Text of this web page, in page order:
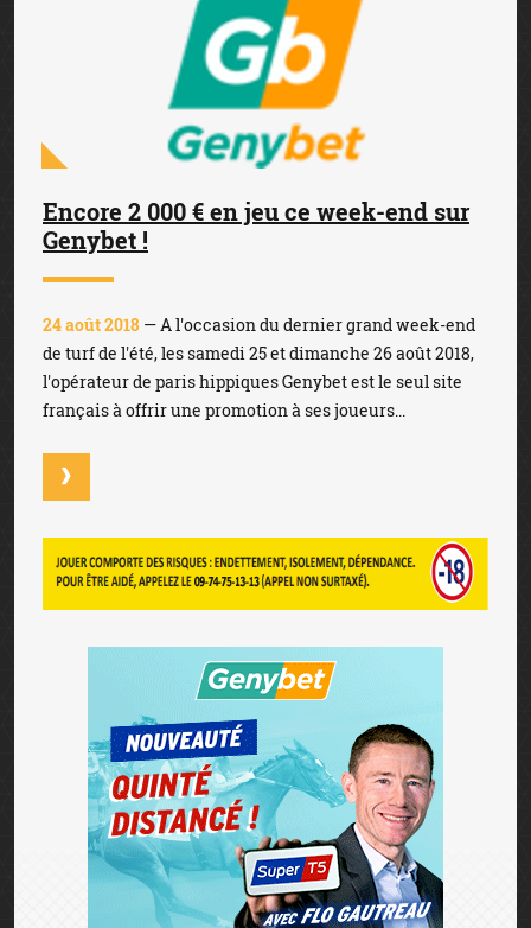
Encore 2 000 € en jeu ce week-end sur
Genybet !
24 août 2018 — A l'occasion du dernier grand week-end
de turf de l'été, les samedi 25 et dimanche 26 août 2018,
l'opérateur de paris hippiques Genybet est le seul site
français à offrir une promotion à ses joueurs...